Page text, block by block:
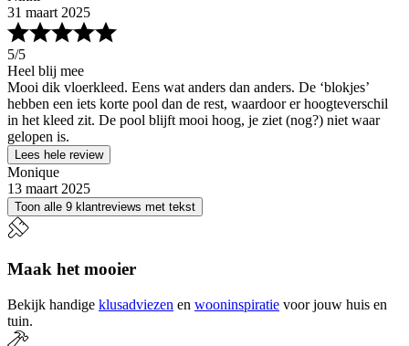
31 maart 2025
5/5
Heel blij mee
Mooi dik vloerkleed. Eens wat anders dan anders. De ‘blokjes’
hebben een iets korte pool dan de rest, waardoor er hoogteverschil
in het kleed zit. De pool blijft mooi hoog, je ziet (nog?) niet waar
gelopen is.
Lees hele review
Monique
13 maart 2025
Toon alle 9 klantreviews met tekst
Maak het mooier
Bekijk handige klusadviezen en wooninspiratie voor jouw huis en
tuin.